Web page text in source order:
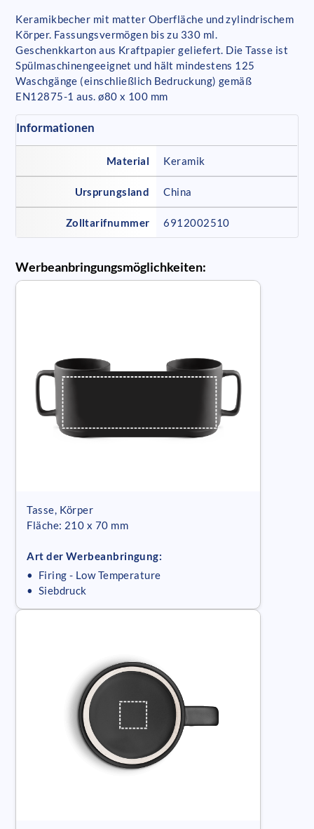
Keramikbecher mit matter Oberfläche und zylindrischem
Körper. Fassungsvermögen bis zu 330 ml.
Geschenkkarton aus Kraftpapier geliefert. Die Tasse ist
Spülmaschinengeeignet und hält mindestens 125
Waschgänge (einschließlich Bedruckung) gemäß
EN12875-1 aus. ø80 x 100 mm
Informationen
Material Keramik
Ursprungsland China
Zolltarifnummer 6912002510
Werbeanbringungsmöglichkeiten:
Tasse, Körper
Fläche: 210 x 70 mm
Art der Werbeanbringung:
• Firing - Low Temperature
• Siebdruck